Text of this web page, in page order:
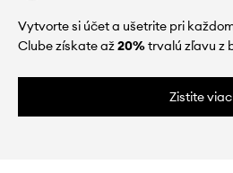
Vytvorte si účet a ušetrite pri
Clube získate až20%trvalú zľavu z
Zistite viac